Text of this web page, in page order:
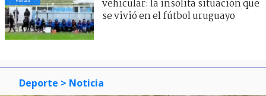
vehicular: la insólita situación que
se vivió en el fútbol uruguayo
Deporte > Noticia